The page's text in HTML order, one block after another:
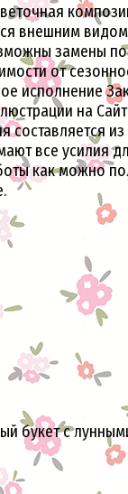
внешним
замены по
от
исполнение
на
составляется из
все усилия
как можно
букет с